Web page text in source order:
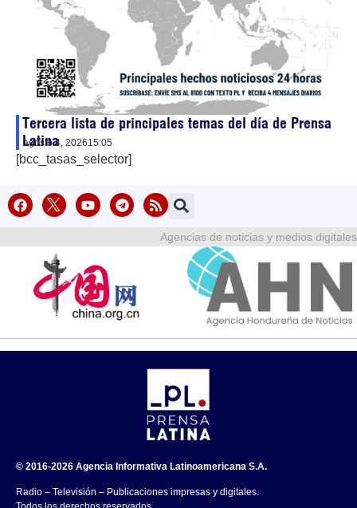
Tercera lista de principales temas del día de Prensa
Latina
agosto 4, 202615:05
[bcc_tasas_selector]
Agencias de noticias y medios digitales
© 2016-2026 Agencia Informativa Latinoamericana S.A.
Radio – Televisión – Publicaciones impresas y digitales.